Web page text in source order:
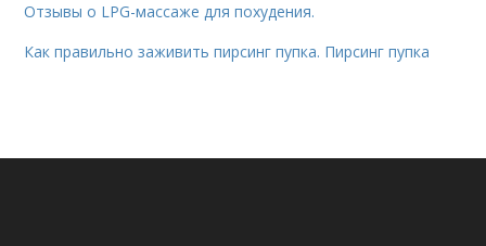
Отзывы о LPG-массаже для похудения.
Как правильно заживить пирсинг пупка. Пирсинг пупка